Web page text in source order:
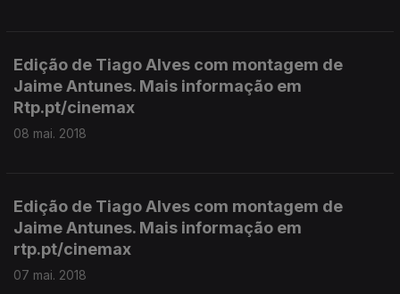
Edição de Tiago Alves com montagem de
Jaime Antunes. Mais informação em
Rtp.pt/cinemax
08 mai. 2018
Edição de Tiago Alves com montagem de
Jaime Antunes. Mais informação em
rtp.pt/cinemax
07 mai. 2018